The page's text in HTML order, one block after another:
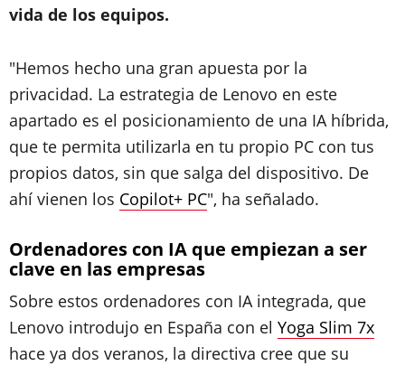
vida de los equipos.
"Hemos hecho una gran apuesta por la
privacidad. La estrategia de Lenovo en este
apartado es el posicionamiento de una IA híbrida,
que te permita utilizarla en tu propio PC con tus
propios datos, sin que salga del dispositivo. De
ahí vienen los Copilot+ PC", ha señalado.
Ordenadores con IA que empiezan a ser
clave en las empresas
Sobre estos ordenadores con IA integrada, que
Lenovo introdujo en España con el Yoga Slim 7x
hace ya dos veranos, la directiva cree que su